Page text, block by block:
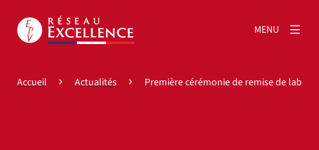
MENU
Accueil Actualités Première cérémonie de remise de labels